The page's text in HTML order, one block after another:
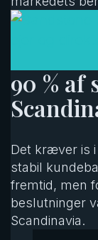
90 % af
Det kræver is
stabil
fremtid, men
beslutninger
Scandinavia.